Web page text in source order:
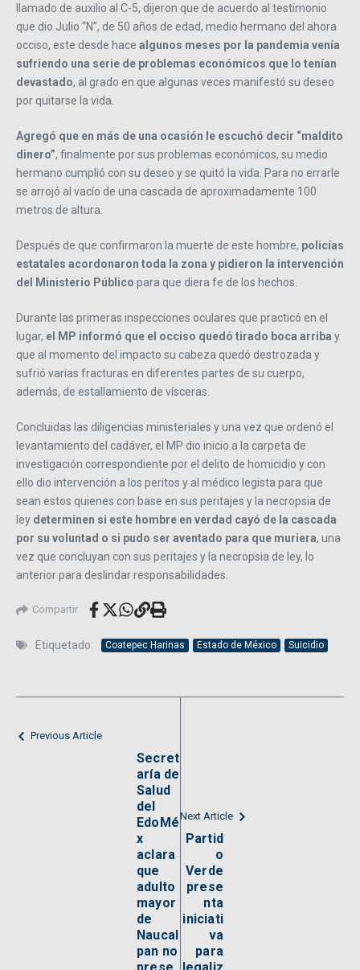
llamado de auxilio al C-5, dijeron que de acuerdo al testimonio
que dio Julio “N”, de 50 años de edad, medio hermano del ahora
occiso, este desde hace algunos meses por la pandemia venía
sufriendo una serie de problemas económicos que lo tenían
devastado, al grado en que algunas veces manifestó su deseo
por quitarse la vida.
Agregó que en más de una ocasión le escuchó decir “maldito
dinero”, finalmente por sus problemas económicos, su medio
hermano cumplió con su deseo y se quitó la vida. Para no errarle
se arrojó al vacío de una cascada de aproximadamente 100
metros de altura.
Después de que confirmaron la muerte de este hombre, policías
estatales acordonaron toda la zona y pidieron la intervención
del Ministerio Público para que diera fe de los hechos.
Durante las primeras inspecciones oculares que practicó en el
lugar, el MP informó que el occiso quedó tirado boca arriba y
que al momento del impacto su cabeza quedó destrozada y
sufrió varias fracturas en diferentes partes de su cuerpo,
además, de estallamiento de vísceras.
Concluidas las diligencias ministeriales y una vez que ordenó el
levantamiento del cadáver, el MP dio inicio a la carpeta de
investigación correspondiente por el delito de homicidio y con
ello dio intervención a los peritos y al médico legista para que
sean estos quienes con base en sus peritajes y la necropsia de
ley determinen si este hombre en verdad cayó de la cascada
por su voluntad o si pudo ser aventado para que muriera, una
vez que concluyan con sus peritajes y la necropsia de ley, lo
anterior para deslindar responsabilidades.
Compartir
Etiquetado: Coatepec Harinas Estado de México Suicidio
Previous Article
Secret
aría de
Salud
del
EdoMé
x
aclara
que
adulto
mayor
de
Naucal
pan no
Next Article
Partid
o
Verde
prese
nta
iniciati
va
para